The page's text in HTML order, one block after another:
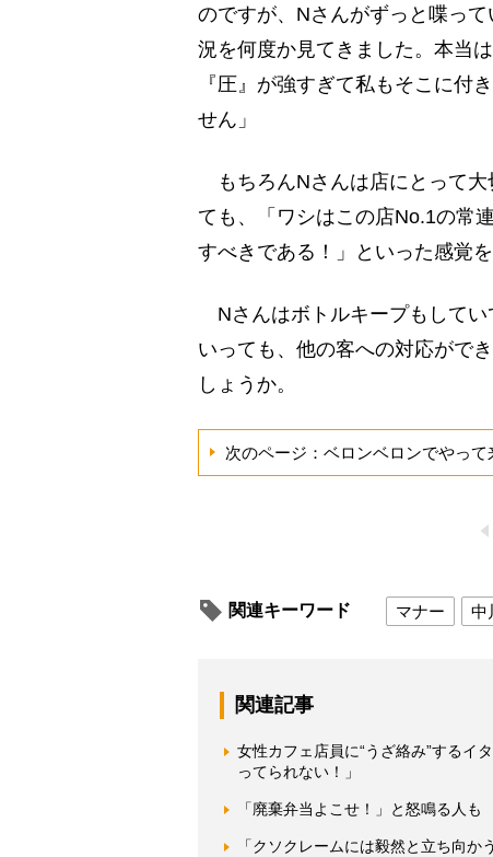
のですが、Nさんがずっと喋っ
況を何度か見てきました。本当
『圧』が強すぎて私もそこに付
せん」
もちろんNさんは店にとって大
ても、「ワシはこの店No.1の常
すべきである！」といった感覚
Nさんはボトルキープもしてい
いっても、他の客への対応がで
しょうか。
次のページ：ベロンベロンでやって
関連キーワード マナー 中
関連記事
女性カフェ店員に“うざ絡み”する
ってられない！」
「廃棄弁当よこせ！」と怒鳴る人
「クソクレームには毅然と立ち向